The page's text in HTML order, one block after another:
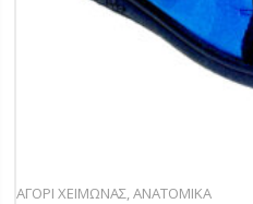
ΑΓΟΡΙ ΧΕΙΜΩΝΑΣ,ΑΝΑΤΟΜΙΚΑ